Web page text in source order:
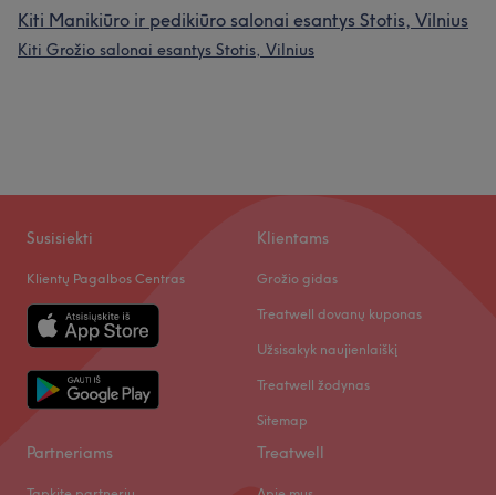
Kiti Manikiūro ir pedikiūro salonai esantys Stotis, Vilnius
Kiti Grožio salonai esantys Stotis, Vilnius
Susisiekti
Klientų Pagalbos Centras
Klientams
Grožio gidas
Treatwell dovanų kuponas
Užsisakyk naujienlaiškį
Treatwell žodynas
Sitemap
Partneriams Treatwell